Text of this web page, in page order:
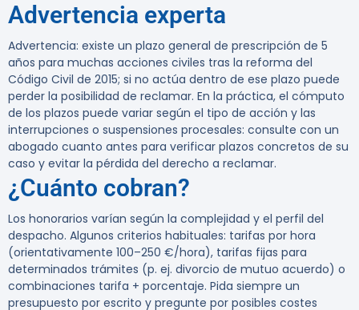
Advertencia experta
Advertencia: existe un plazo general de prescripción de 5
años para muchas acciones civiles tras la reforma del
Código Civil de 2015; si no actúa dentro de ese plazo puede
perder la posibilidad de reclamar. En la práctica, el cómputo
de los plazos puede variar según el tipo de acción y las
interrupciones o suspensiones procesales: consulte con un
abogado cuanto antes para verificar plazos concretos de su
caso y evitar la pérdida del derecho a reclamar.
¿Cuánto cobran?
Los honorarios varían según la complejidad y el perfil del
despacho. Algunos criterios habituales: tarifas por hora
(orientativamente 100–250 €/hora), tarifas fijas para
determinados trámites (p. ej. divorcio de mutuo acuerdo) o
combinaciones tarifa + porcentaje. Pida siempre un
presupuesto por escrito y pregunte por posibles costes